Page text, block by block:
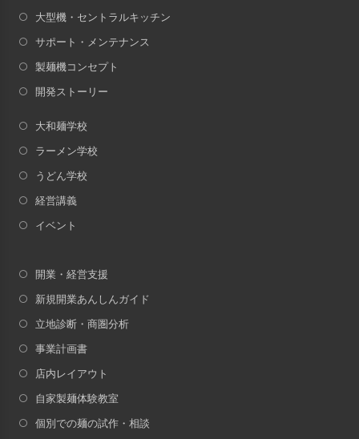
大型機・セントラルキッチン
サポート・メンテナンス
製麺機コンセプト
開発ストーリー
大和麺学校
ラーメン学校
うどん学校
経営講義
イベント
開業・経営支援
新規開業あんしんガイド
立地診断・商圏分析
事業計画書
店内レイアウト
自家製麺体験教室
個別での麺の試作・相談